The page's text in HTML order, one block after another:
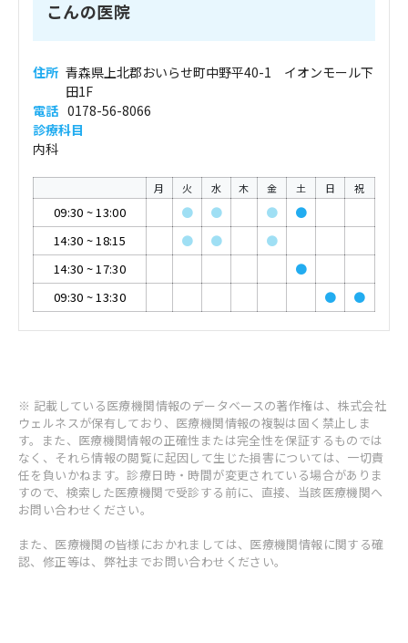
こんの医院
住所 青森県上北郡おいらせ町中野平40-1 イオンモール下
田1F
電話 0178-56-8066
診療科目
内科
月 火 水 木 金 土 日 祝
09:30 ~13:00 ● ● ●
●
14:30 ~18:15 ● ●
●
14:30 ~17:30
●
09:30 ~13:30 ● ●
※ 記載している医療機関情報のデータベースの著作権は、株式会社
ウェルネスが保有しており、医療機関情報の複製は固く禁止しま
す。また、医療機関情報の正確性または完全性を保証するものでは
なく、それら情報の閲覧に起因して生じた損害については、一切責
任を負いかねます。診療日時・時間が変更されている場合がありま
すので、検索した医療機関で受診する前に、直接、当該医療機関へ
お問い合わせください。
また、医療機関の皆様におかれましては、医療機関情報に関する確
認、修正等は、弊社までお問い合わせください。